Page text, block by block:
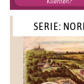
SERIE: